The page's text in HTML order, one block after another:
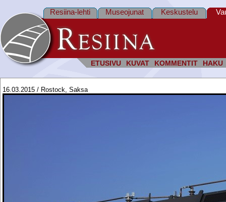
ETUSIVU KUVAT KOMMENTIT HAKU
Resiina-lehti Museojunat Keskustelu
16.03.2015 / Rostock, Saksa